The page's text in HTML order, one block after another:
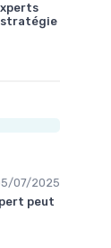
stratégie
07/2025
peut